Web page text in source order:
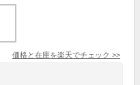
価格と在庫を楽天でチェック >>